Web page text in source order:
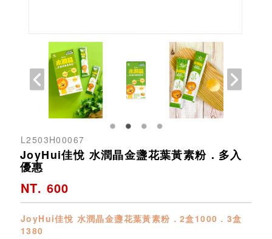
L2503H00067
JoyHui佳悅 水潤晶金盞花葉黃素粉．多入
優惠
NT. 600
JoyHui佳悅 水潤晶金盞花葉黃素粉．2盒1000．3盒
1380